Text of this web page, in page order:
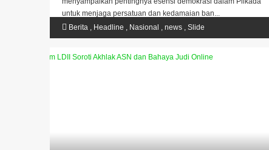
untuk menjaga persatuan dan kedamaian ban...
Berita , Headline , Nasional , news , Slide